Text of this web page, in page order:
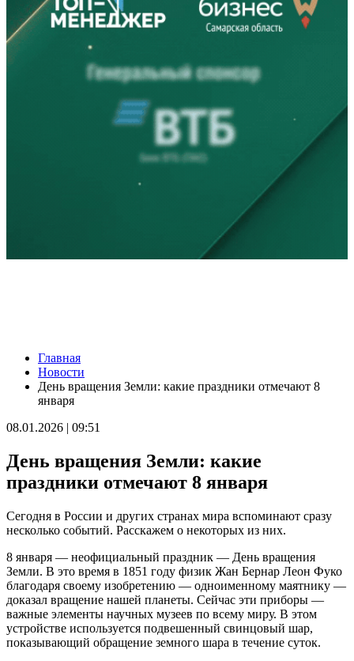
Из-за непогоды в Тольятти усилили работу аварийных служб
09.08.2026 | 15:35
Где в Самаре приведут в порядок газоны 9 августа: список
адресов
Нападающий КС рассказал об игре команды с новым
09.08.2026 | 15:05
Вратарь Гудиев рассказал о тактике "Акрона" на матч с
"Локомотивом"
В Красноглинском районе Самары водитель легковушки сбил
ребенка
В России могут отменить ЕГЭ с 2027 года
09.08.2026 | 12:35
На Самарскую область 9 августа обрушатся гроза, ливень и
град
09.08.2026 | 12:12
В Самаре открыли обновленный стадион филиала ЦСКА
09.08.2026 | 11:49
Главная
Новости
День вращения Земли: какие праздники отмечают 8
января
08.01.2026 | 09:51
День вращения Земли: какие
праздники отмечают 8 января
Сегодня в России и других странах мира вспоминают сразу
несколько событий. Расскажем о некоторых из них.
8 января — неофициальный праздник — День вращения
Земли. В это время в 1851 году физик Жан Бернар Леон Фуко
благодаря своему изобретению — одноименному маятнику —
доказал вращение нашей планеты. Сейчас эти приборы —
важные элементы научных музеев по всему миру. В этом
устройстве используется подвешенный свинцовый шар,
показывающий обращение земного шара в течение суток.